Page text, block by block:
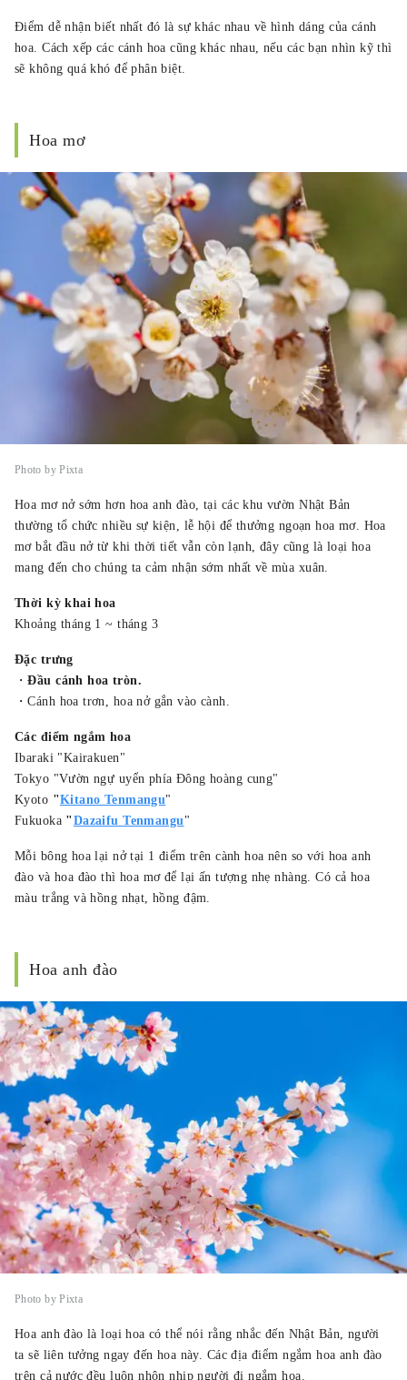
Điểm dễ nhận biết nhất đó là sự khác nhau về hình dáng của cánh
hoa. Cách xếp các cánh hoa cũng khác nhau, nếu các bạn nhìn kỹ thì
sẽ không quá khó để phân biệt.
Hoa mơ
Photo by Pixta
Hoa mơ nở sớm hơn hoa anh đào, tại các khu vườn Nhật Bản
thường tổ chức nhiều sự kiện, lễ hội để thưởng ngoạn hoa mơ. Hoa
mơ bắt đầu nở từ khi thời tiết vẫn còn lạnh, đây cũng là loại hoa
mang đến cho chúng ta cảm nhận sớm nhất về mùa xuân.
Thời kỳ khai hoa
Khoảng tháng 1 ~ tháng 3
Đặc trưng
・Đầu cánh hoa tròn.
・Cánh hoa trơn, hoa nở gắn vào cành.
Các điểm ngắm hoa
Ibaraki "Kairakuen"
Tokyo "Vườn ngự uyển phía Đông hoàng cung"
Kyoto "Kitano Tenmangu"
Fukuoka"Dazaifu Tenmangu"
Mỗi bông hoa lại nở tại 1 điểm trên cành hoa nên so với hoa anh
đào và hoa đào thì hoa mơ để lại ấn tượng nhẹ nhàng. Có cả hoa
màu trắng và hồng nhạt, hồng đậm.
Hoa anh đào
Photo by Pixta
Hoa anh đào là loại hoa có thể nói rằng nhắc đến Nhật Bản, người
ta sẽ liên tưởng ngay đến hoa này. Các địa điểm ngắm hoa anh đào
trên cả nước đều luôn nhộn nhịp người đi ngắm hoa.